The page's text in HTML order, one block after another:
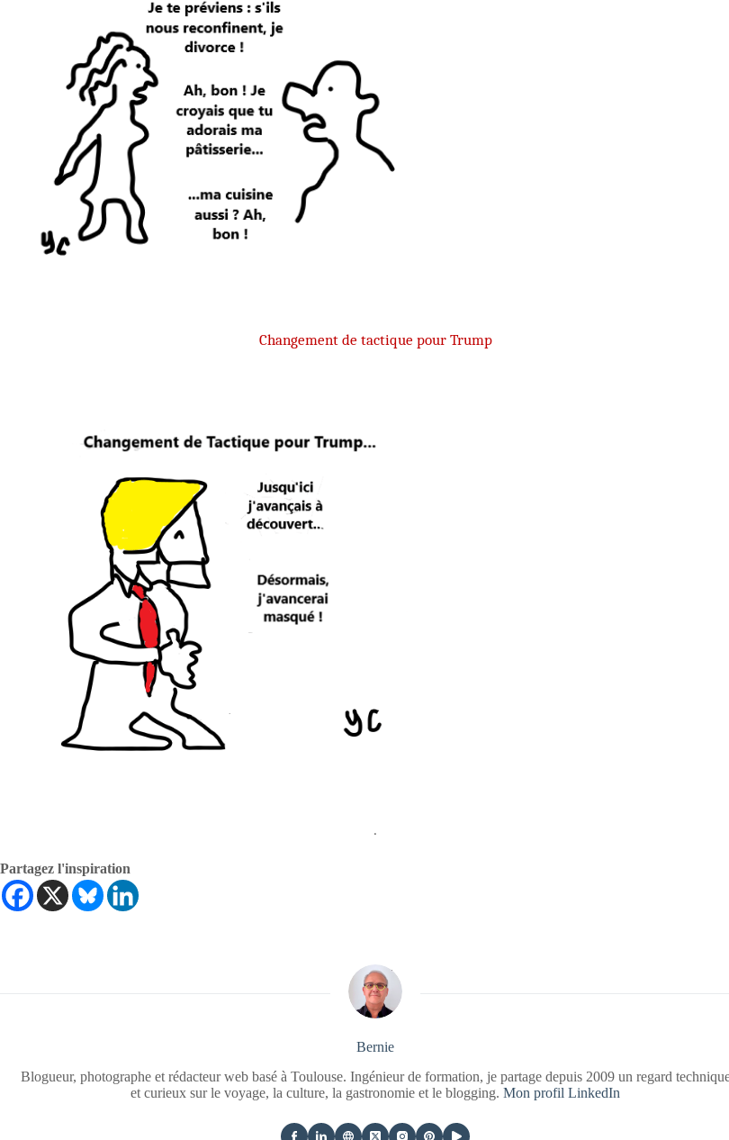
Changement de tactique pour Trump
.
Partagez l'inspiration
Bernie
Blogueur, photographe et rédacteur web basé à Toulouse. Ingénieur de formation, je partage depuis 2009 un regard
et curieux sur le voyage, la culture, la gastronomie et le blogging.Mon profil LinkedIn